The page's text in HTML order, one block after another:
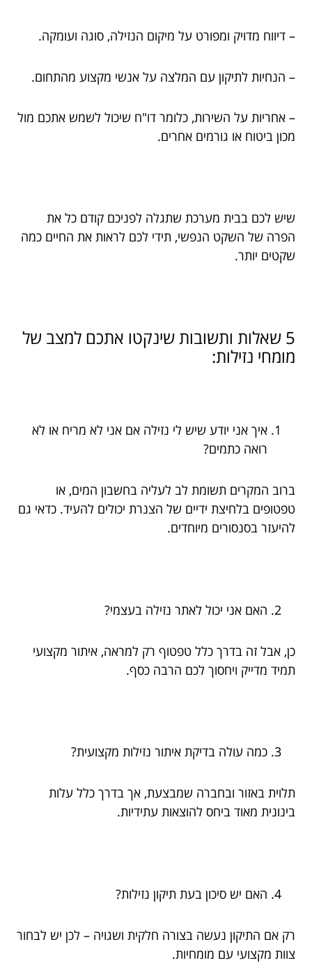
– דיווח מדויק ומפורט על מיקום הנזילה, סוגה ועומקה.
– הנחיות לתיקון עם המלצה על אנשי מקצוע מהתחום.
– אחריות על השירות, כלומר דו"ח שיכול לשמש אתכם מול
מכון ביטוח או גורמים אחרים.
שיש לכם בבית מערכת שתגלה לפניכם קודם כל את
הפרה של השקט הנפשי, תידי לכם לראות את החיים כמה
שקטים יותר.
5 שאלות ותשובות שינקטו אתכם למצב של
מומחי נזילות:
איך אני יודע שיש לי נזילה אם אני לא מריח או לא
רואה כתמים?
ברוב המקרים תשומת לב לעליה בחשבון המים, או
טפטופים בלחיצת ידיים של הצנרת יכולים להעיד. כדאי גם
להיעזר בסנסורים מיוחדים.
האם אני יכול לאתר נזילה בעצמי?
כן, אבל זה בדרך כלל טפטוף רק למראה, איתור מקצועי
תמיד מדייק ויחסוך לכם הרבה כסף.
כמה עולה בדיקת איתור נזילות מקצועית?
תלוית באזור ובחברה שמבצעת, אך בדרך כלל עלות
בינונית מאוד ביחס להוצאות עתידיות.
האם יש סיכון בעת תיקון נזילות?
רק אם התיקון נעשה בצורה חלקית ושגויה – לכן יש לבחור
צוות מקצועי עם מומחיות.